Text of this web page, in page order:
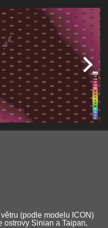
(podle modelu ICON)
ostrovy Sinian a Taipan,